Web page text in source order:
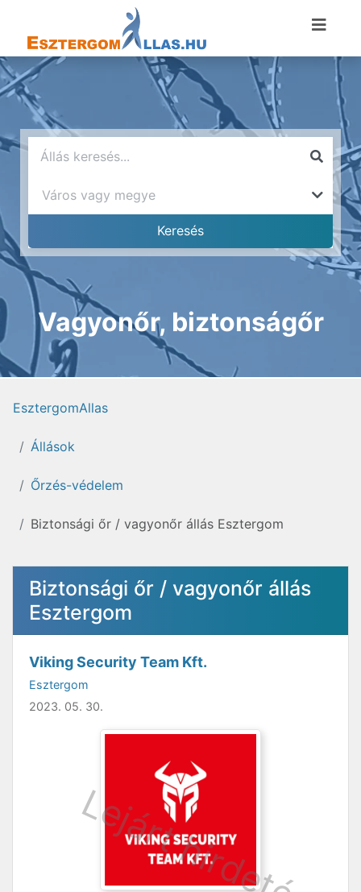
Vagyonőr, biztonságőr
EsztergomAllas
Állások
Őrzés-védelem
Biztonsági őr / vagyonőr állás Esztergom
Biztonsági őr / vagyonőr állás
Esztergom
Viking Security Team Kft.
Esztergom
2023. 05. 30.